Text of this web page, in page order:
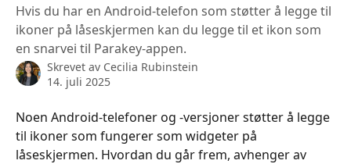
Hvis du har en Android-telefon som støtter å legge til
ikoner på låseskjermen kan du legge til et ikon som
en snarvei til Parakey-appen.
Skrevet av Cecilia Rubinstein
14. juli 2025
Noen Android-telefoner og -versjoner støtter å legge
til ikoner som fungerer som widgeter på
låseskjermen. Hvordan du går frem, avhenger av